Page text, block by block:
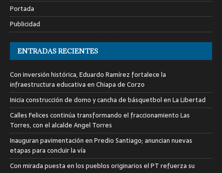
Portada
Publicidad
ENTRADAS RECIENTES
Con inversión histórica, Eduardo Ramírez fortalece la
infraestructura educativa en Chiapa de Corzo
Inicia construcción de domo y cancha de básquetbol en La Libertad
Calles Felices continúa transformando el fraccionamiento Las
Torres, con el alcalde Angel Torres
Inauguran pavimentación en Predio Santiago; anuncian nuevas
etapas para concluir la vía
Con mirada puesta en los pueblos originarios el PT refuerza su